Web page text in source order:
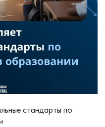
стандарты по